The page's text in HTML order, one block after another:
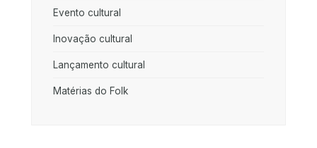
Evento cultural
Inovação cultural
Lançamento cultural
Matérias do Folk